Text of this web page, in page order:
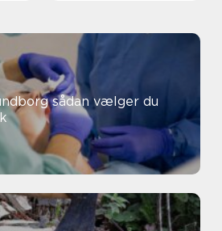
vælger du